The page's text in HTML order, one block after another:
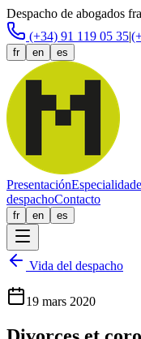
Despacho de abogados
(+34) 91 119 05 35|
fr en es
Presentación
despachoContacto
fr en es
Vida del despacho
19 mars 2020